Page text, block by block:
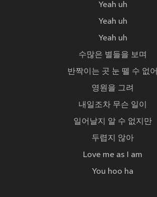
Yeah uh
Yeah uh
Yeah uh
수많은 별들을 보며
반짝이는 곳 눈 뗄 수 없어
영원을 그려
내일조차 무슨 일이
일어날지 알 수 없지만
두렵지 않아
Love me as I am
You hoo ha